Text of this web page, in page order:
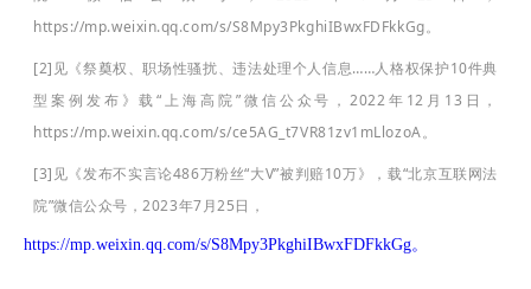
https://mp.weixin.qq.com/s/S8Mpy3PkghiIBwxFDFkkGg。
[2]见《祭奠权、职场性骚扰、违法处理个人信息……人格权保护10件典
型案例发布》载“上海高院”微信公众号，2022年12月13日，
https://mp.weixin.qq.com/s/ce5AG_t7VR81zv1mLlozoA。
[3]见《发布不实言论486万粉丝“大V”被判赔10万》，载“北京互联网法
院”微信公众号，2023年7月25日，
https://mp.weixin.qq.com/s/S8Mpy3PkghiIBwxFDFkkGg。